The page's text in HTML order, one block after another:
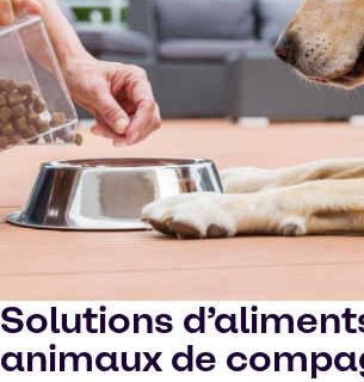
Solutions
animaux de